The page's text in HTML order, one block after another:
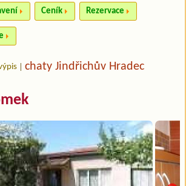
Ceník Rezervace
chaty Jindřichův Hradec